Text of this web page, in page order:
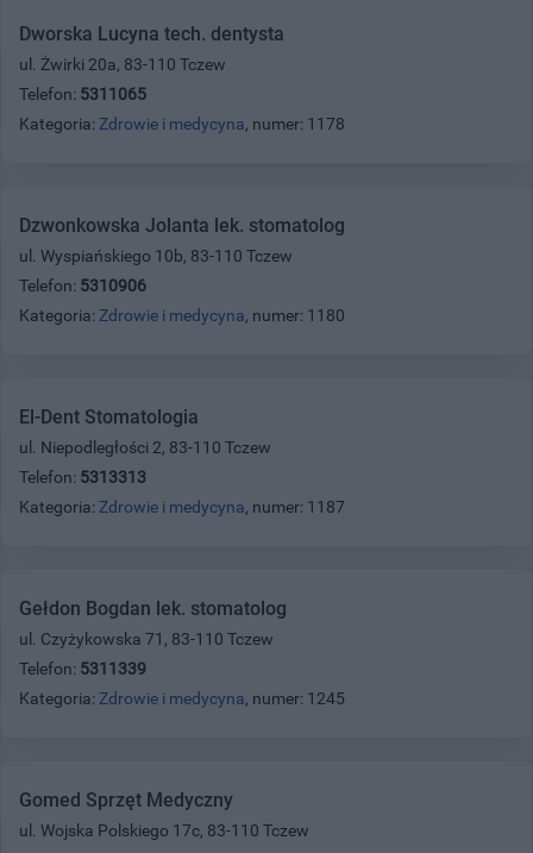
Dworska Lucyna tech. dentysta
ul. Żwirki 20a, 83-110 Tczew
Telefon: 5311065
Kategoria: Zdrowie i medycyna, numer: 1178
Dzwonkowska Jolanta lek. stomatolog
ul. Wyspiańskiego 10b, 83-110 Tczew
Telefon: 5310906
Kategoria: Zdrowie i medycyna, numer: 1180
El-Dent Stomatologia
ul. Niepodległości 2, 83-110 Tczew
Telefon: 5313313
Kategoria: Zdrowie i medycyna, numer: 1187
Gełdon Bogdan lek. stomatolog
ul. Czyżykowska 71, 83-110 Tczew
Telefon: 5311339
Kategoria: Zdrowie i medycyna, numer: 1245
Gomed Sprzęt Medyczny
ul. Wojska Polskiego 17c, 83-110 Tczew